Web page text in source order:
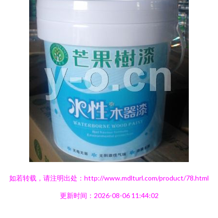
如若转载，请注明出处：http://www.mdlturl.com/product/78.html
更新时间：2026-08-06 11:44:02